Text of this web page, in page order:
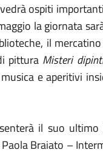
ospiti
la giornata
il
pittura Misteri
e aperitivi
il suo ultimo
Braiato –